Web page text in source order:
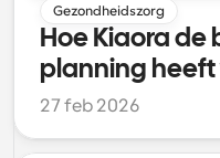
Gezondheidszorg
Hoe Kiaora de
planning heeft
per maand
Cal.com
27 feb 2026